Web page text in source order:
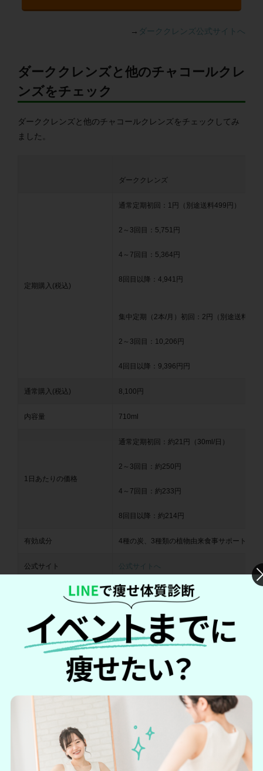
→ ダーククレンズ公式サイトへ
ダーククレンズと他のチャコールクレ
ンズをチェック
ダーククレンズと他のチャコールクレンズをチェックしてみ
ました。
ダーククレンズ
定期購入(税込)
通常定期初回：1円（別途送料499円）
2～3回目：5,751円
4～7回目：5,364円
8回目以降：4,941円
集中定期（2本/月）初回：2円（別途送料798
2～3回目：10,206円
4回目以降：9,396円円
通常購入(税込) 8,100円
内容量 710ml
1日あたりの価格
通常定期初回：約21円（30ml/日）
2～3回目：約250円
4～7回目：約233円
8回目以降：約214円
有効成分 4種の炭、3種類の植物由来食事サポート、2
公式サイト 公式サイトへ
ダーククレンズは、オリジナルレシピにより日本人に合った
味付けがされたチャコールクレンズです。
4種類の炭がチャコールファスティングをサポートし、乳酸菌
や290種類の植物発酵エキスも配合されているため、美容・健
康にも配慮した栄養価の高いドリンクになっています。
通常価格は8,100円と高価なものの、定期コースであれば500
円～購入できます。ダイエットだけでなく吸着効果などの美
容・健康面に配慮している点は嬉しいポイントと言えるでし
＼初回限定1円でお試しできる！／